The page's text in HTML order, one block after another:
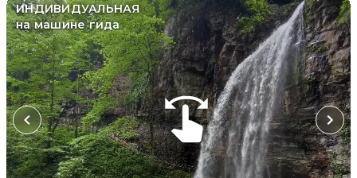
ИНДИВИДУАЛЬНАЯ
на машине гида